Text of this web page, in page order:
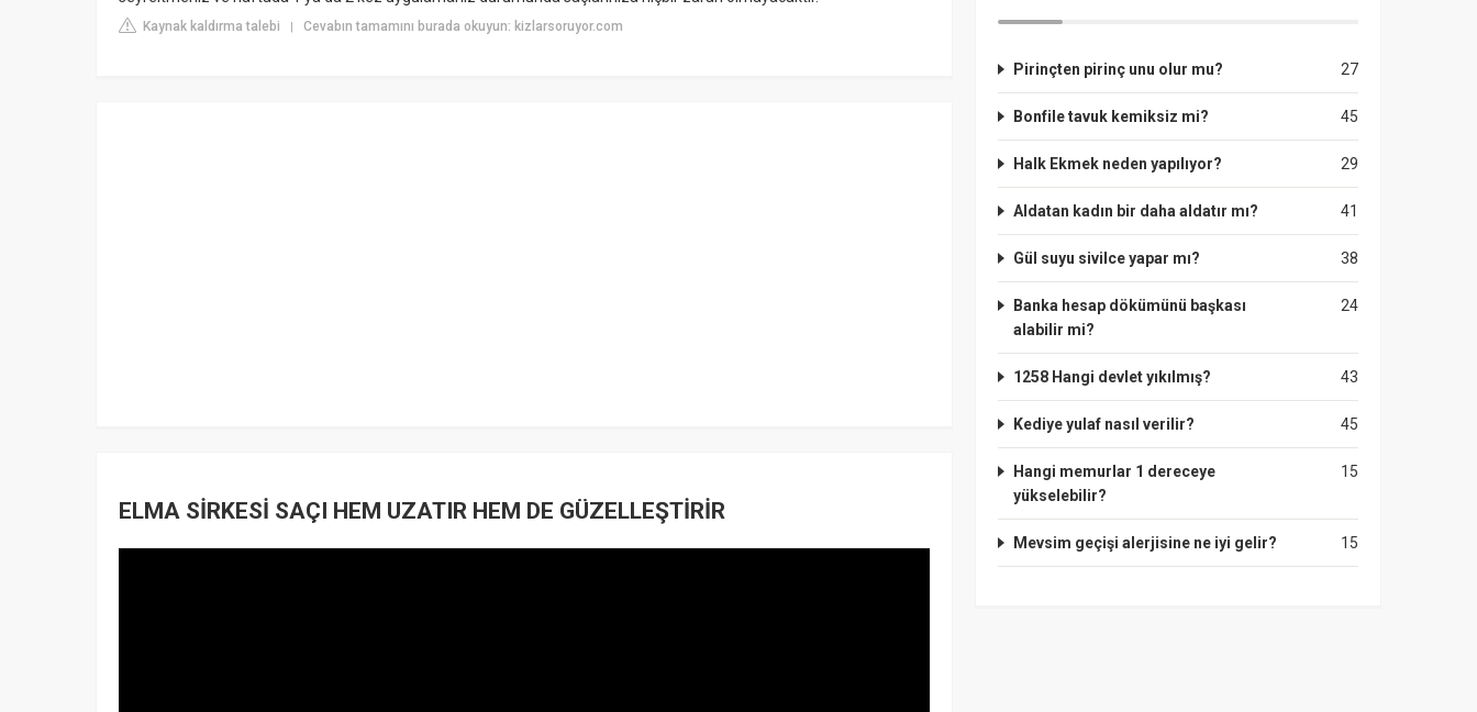
Kaynak kaldırma talebi | Cevabın tamamını burada okuyun: kizlarsoruyor.com
ELMA SİRKESİ SAÇI HEM UZATIR HEM DE GÜZELLEŞTİRİR
27
Pirinçten pirinç unu olur mu?
45
Bonfile tavuk kemiksiz mi?
29
Halk Ekmek neden yapılıyor?
41
Aldatan kadın bir daha aldatır mı?
38
Gül suyu sivilce yapar mı?
24
Banka hesap dökümünü başkası
alabilir mi?
43
1258 Hangi devlet yıkılmış?
45
Kediye yulaf nasıl verilir?
15
Hangi memurlar 1 dereceye
yükselebilir?
15
Mevsim geçişi alerjisine ne iyi gelir?